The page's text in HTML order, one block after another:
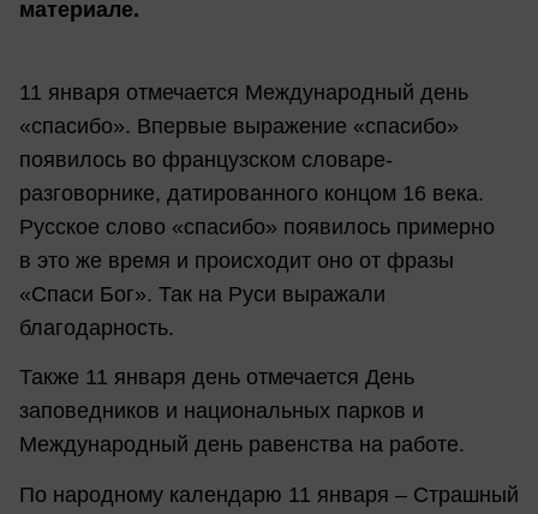
материале.
11 января отмечается Международный день
«спасибо». Впервые выражение «спасибо»
появилось во французском словаре-
разговорнике, датированного концом 16 века.
Русское слово «спасибо» появилось примерно
в это же время и происходит оно от фразы
«Спаси Бог». Так на Руси выражали
благодарность.
Также 11 января день отмечается День
заповедников и национальных парков и
Международный день равенства на работе.
По народному календарю 11 января – Страшный